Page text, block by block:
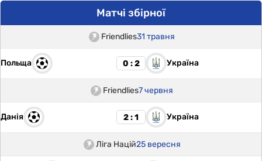
Матчі збірної
Friendlies31 травня
Польща 0 : 2 Україна
Friendlies7 червня
Данія 2 : 1 Україна
Ліга Націй25 вересня